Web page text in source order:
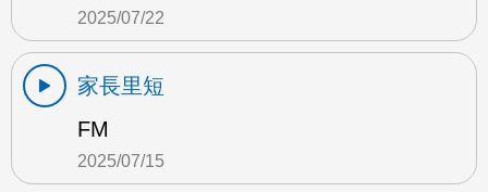
2025/07/22
家長里短
FM
2025/07/15